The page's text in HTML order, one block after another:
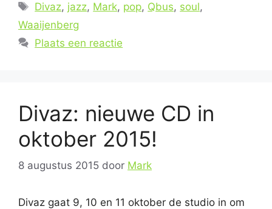
Tags
Divaz, jazz, Mark, pop, Qbus, soul,
Waaijenberg
Plaats een reactie
Divaz: nieuwe CD in
oktober 2015!
8 augustus 2015 door Mark
Divaz gaat 9, 10 en 11 oktober de studio in om